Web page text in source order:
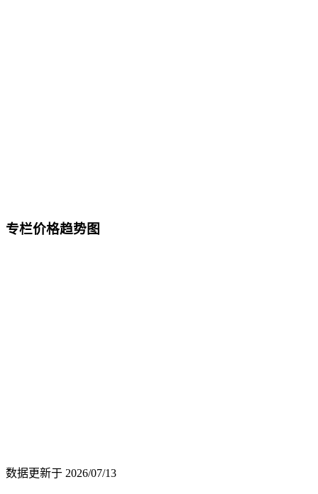
专栏价格趋势图
数据更新于 2026/07/13